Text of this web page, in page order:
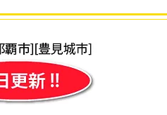
験 合格発